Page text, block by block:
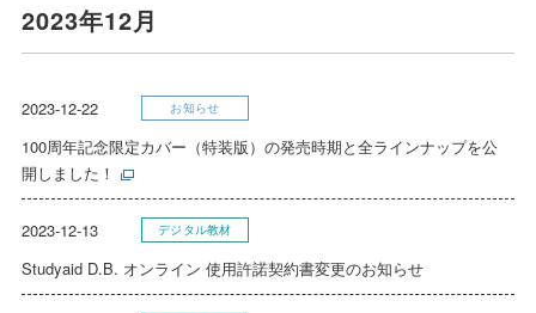
2023年12月
2023-12-22 お知らせ
100周年記念限定カバー（特装版）の発売時期と全ラインナップを公
開しました！
2023-12-13 デジタル教材
Studyaid D.B. オンライン 使用許諾契約書変更のお知らせ